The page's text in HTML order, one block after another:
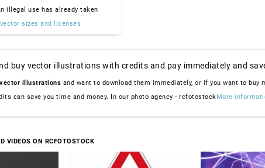
illegal use has already taken
sizes and licenses
buy vector illustrations with credits and pay immediately and
vector illustrations and want to download them immediately, or if you want to buy
can save you time and money. In our photo agency - rcfotostockMore
VIDEOS ON RCFOTOSTOCK